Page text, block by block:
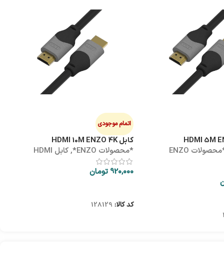
*محصولات ENZO
اتمام موجودی
کابل HDMI 10M ENZO 4K
*محصولات ENZO* ,کابل HDMI
920,000 تومان
کد کالا: 128129